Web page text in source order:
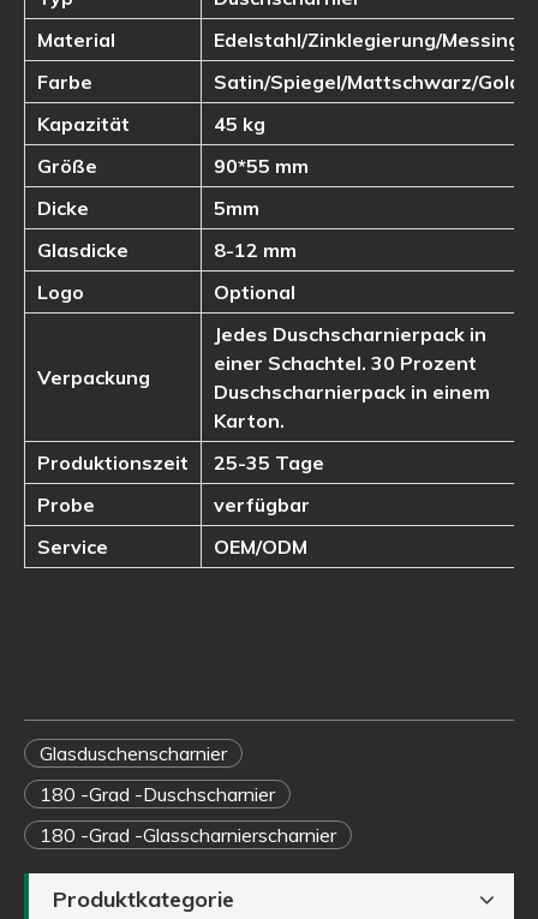
Material
Edelstahl/Zinklegierung/Messing
Farbe
Satin/Spiegel/Mattschwarz/Gold
Kapazität
45 kg
Größe
90*55 mm
Dicke
5mm
Glasdicke
8-12 mm
Logo
Optional
Verpackung
Jedes Duschscharnierpack in
einer Schachtel. 30 Prozent
Duschscharnierpack in einem
Karton.
Produktionszeit
25-35 Tage
Probe
verfügbar
Service
OEM/ODM
Glasduschenscharnier
180 -Grad -Duschscharnier
180 -Grad -Glasscharnierscharnier
Produktkategorie